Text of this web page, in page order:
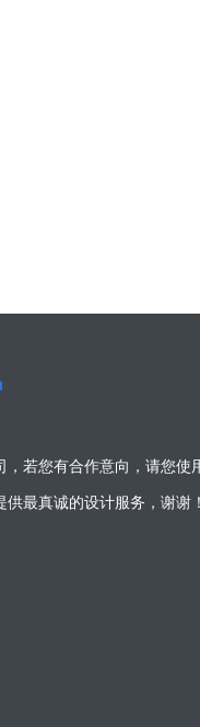
，若您有合作意向，请您使
最真诚的设计服务，谢谢！